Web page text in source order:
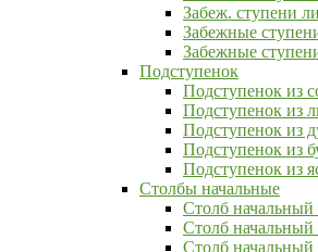
Забеж. ступени
Забежные
Забежные
Подступенок
Подступенок из
Подступенок из
Подступенок из
Подступенок из
Подступенок из
Столбы начальные
Столб начальный
Столб
Столб начальный